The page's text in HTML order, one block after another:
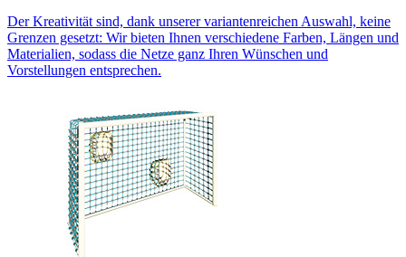
Der Kreativität sind, dank unserer variantenreichen Auswahl, keine
Grenzen gesetzt: Wir bieten Ihnen verschiedene Farben, Längen und
Materialien, sodass die Netze ganz Ihren Wünschen und
Vorstellungen entsprechen.